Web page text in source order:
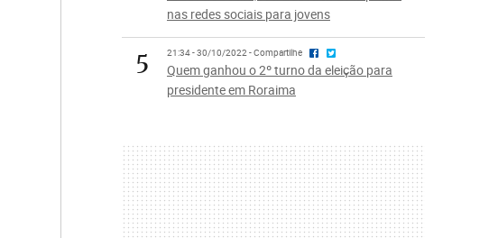
nas redes sociais para jovens
5 21:34 - 30/10/2022 - Compartilhe
Quem ganhou o 2º turno da eleição para
presidente em Roraima